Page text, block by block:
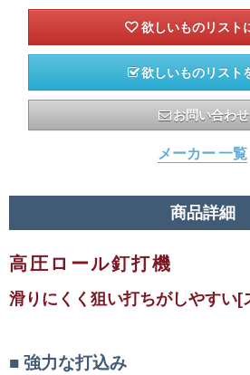
欲しいものリスト
お問い合わせ
メーカー 一覧
商品詳細
高圧ロール釘打機
滑りにくく狙い打ちがしやすい[
強力な打込み